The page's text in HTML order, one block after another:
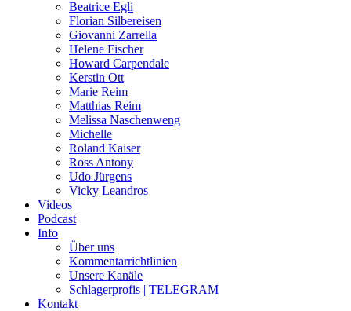
Beatrice Egli
Florian Silbereisen
Giovanni Zarrella
Helene Fischer
Howard Carpendale
Kerstin Ott
Marie Reim
Matthias Reim
Melissa Naschenweng
Michelle
Roland Kaiser
Ross Antony
Udo Jürgens
Vicky Leandros
Videos
Podcast
Info
Über uns
Kommentarrichtlinien
Unsere Kanäle
Schlagerprofis | TELEGRAM
Kontakt